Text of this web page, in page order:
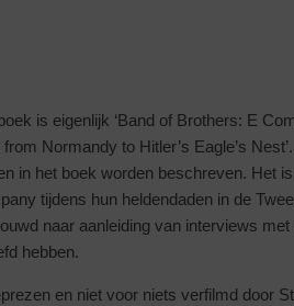
is eigenlijk ‘Band of Brothers: E
Normandy to Hitler’s Eagle’s
in het boek worden beschreven. Het
tijdens hun heldendaden in de
naar aanleiding van interviews met
hebben.
en niet voor niets verfilmd door